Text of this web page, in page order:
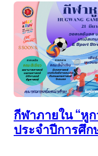
กีฬาภายใน “หูก
ประจำปีการศึก